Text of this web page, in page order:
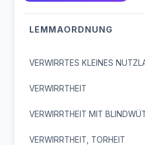
LEMMAORDNUNG
VERWIRRTES KLEINES
VERWIRRTHEIT
VERWIRRTHEIT MIT
VERWIRRTHEIT, TORHEIT